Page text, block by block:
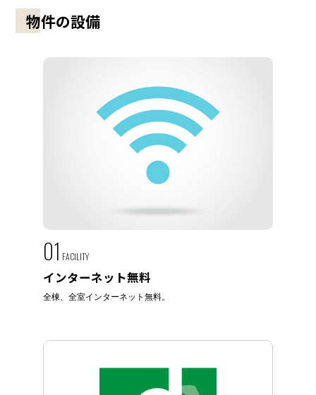
物件の設備
01 FACILITY
インターネット無料
全棟、全室インターネット無料。